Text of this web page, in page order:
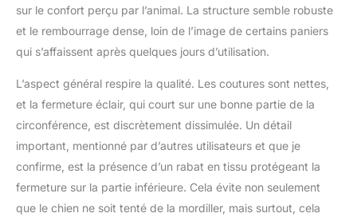
taille et de style. Ce
coussin chien anti-stress
chien offre un soutien
optimal pour les animaux
d'anxiété. De plus, ce
panier chien rond est
parfait pour les chiens
qui aiment se blottir dans
un espace sécurisé. ☑️
USAGE QUOTIDIEN -
Doté de coutures
centrales et d'un fond
sur le confort perçu par l’animal. La structure semble robuste
et le rembourrage dense, loin de l’image de certains paniers
qui s’affaissent après quelques jours d’utilisation.
L’aspect général respire la qualité. Les coutures sont nettes,
et la fermeture éclair, qui court sur une bonne partie de la
circonférence, est discrètement dissimulée. Un détail
important, mentionné par d’autres utilisateurs et que je
confirme, est la présence d’un rabat en tissu protégeant la
fermeture sur la partie inférieure. Cela évite non seulement
que le chien ne soit tenté de la mordiller, mais surtout, cela